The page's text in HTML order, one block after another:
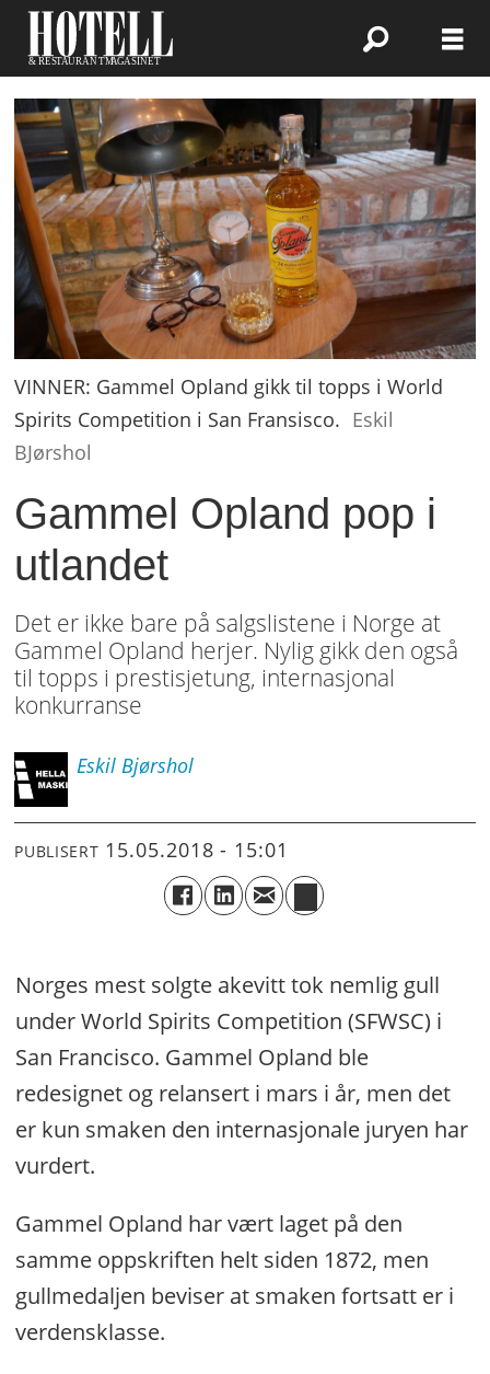
VINNER: Gammel Opland gikk til topps i World
Spirits Competition i San Fransisco. Eskil
BJørshol
Gammel Opland pop i
utlandet
Det er ikke bare på salgslistene i Norge at
Gammel Opland herjer. Nylig gikk den også
til topps i prestisjetung, internasjonal
konkurranse
Eskil Bjørshol
PUBLISERT 15.05.2018 - 15:01
Norges mest solgte akevitt tok nemlig gull
under World Spirits Competition (SFWSC) i
San Francisco. Gammel Opland ble
redesignet og relansert i mars i år, men det
er kun smaken den internasjonale juryen har
vurdert.
Gammel Opland har vært laget på den
samme oppskriften helt siden 1872, men
gullmedaljen beviser at smaken fortsatt er i
verdensklasse.